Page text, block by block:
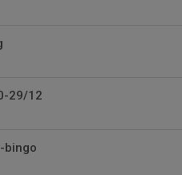
29/12
bingo